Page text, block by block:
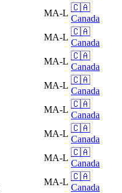
MA-L
🇨🇦
Canada
MA-L
🇨🇦
Canada
MA-L
🇨🇦
Canada
MA-L
🇨🇦
Canada
MA-L
🇨🇦
Canada
MA-L
🇨🇦
Canada
MA-L
🇨🇦
Canada
MA-L
🇨🇦
Canada